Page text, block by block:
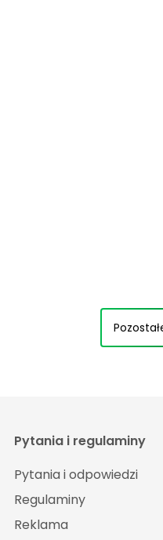
Pytania i regulaminy
Pytania i odpowiedzi
Regulaminy
Reklama